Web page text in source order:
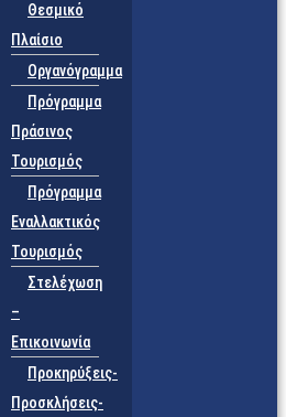
Θεσμικό
Πλαίσιο
Οργανόγραμμα
Πρόγραμμα
Πράσινος
Τουρισμός
Πρόγραμμα
Εναλλακτικός
Τουρισμός
Στελέχωση
–
Επικοινωνία
Προκηρύξεις-
Προσκλήσεις-